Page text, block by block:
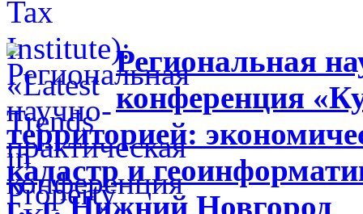
Региональная
конференция
территорией:
кадастр и
г., г. Нижний Новгород